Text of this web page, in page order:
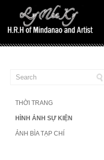
THỜI TRANG
HÌNH ẢNH SỰ KIỆN
ẢNH BÌA TẠP CHÍ